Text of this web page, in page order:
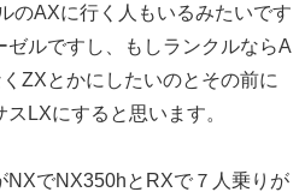
のAXに行く人もいるみたいです
ゼルですし、もしランクルならA
ZXとかにしたいのとその前に
LXにすると思います。
NXでNX350hとRXで７人乗りが